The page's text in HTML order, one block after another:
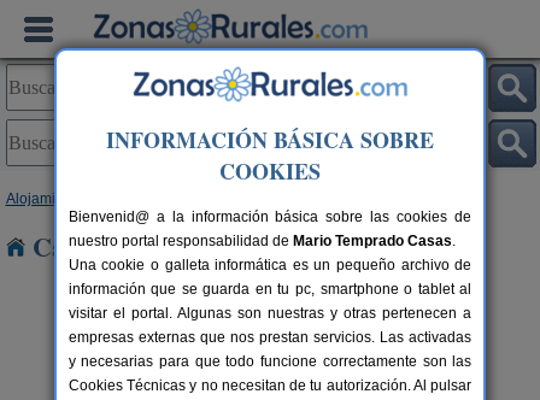
Alojamientos
Casas Rurales cerca de Carril
INFORMACIÓN BÁSICA SOBRE
COOKIES
Bienvenid@ a la información básica sobre las cookies de
nuestro portal responsabilidad de Mario Temprado Casas.
Una cookie o galleta informática es un pequeño archivo de
información que se guarda en tu pc, smartphone o tablet al
visitar el portal. Algunas son nuestras y otras pertenecen a
empresas externas que nos prestan servicios. Las activadas
y necesarias para que todo funcione correctamente son las
Cookies Técnicas y no necesitan de tu autorización. Al pulsar